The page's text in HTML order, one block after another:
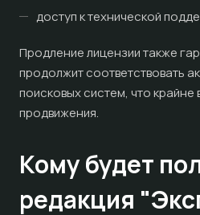
доступ к технической
Продление лицензии также
продолжит соответствовать
поисковых систем, что крайне
продвижения.
Кому будет
редакция